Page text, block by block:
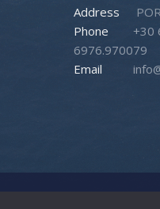
Address
Phone
+30
6976.970079
Email